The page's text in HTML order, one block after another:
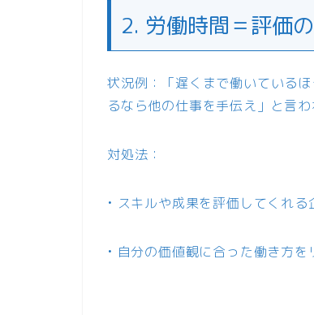
2. 労働時間＝評価
状況例：「遅くまで働いている
るなら他の仕事を手伝え」と言わ
対処法：
• スキルや成果を評価してくれる
• 自分の価値観に合った働き方を